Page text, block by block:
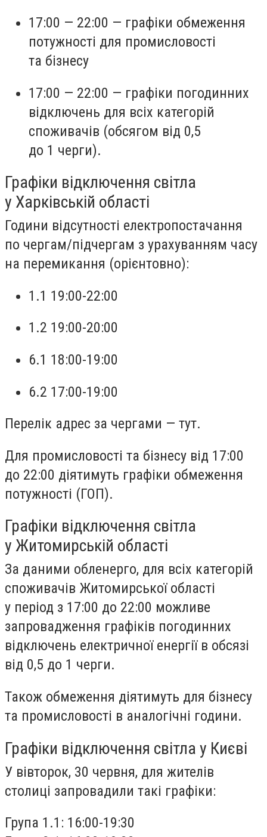
17:00 — 22:00 — графіки обмеження
потужності для промисловості
та бізнесу
17:00 — 22:00 — графіки погодинних
відключень для всіх категорій
споживачів (обсягом від 0,5
до 1 черги).
Графіки відключення світла
у Харківській області
Години відсутності електропостачання
по чергам/підчергам з урахуванням часу
на перемикання (орієнтовно):
1.1 19:00-22:00
1.2 19:00-20:00
6.1 18:00-19:00
6.2 17:00-19:00
Перелік адрес за чергами — тут.
Для промисловості та бізнесу від 17:00
до 22:00 діятимуть графіки обмеження
потужності (ГОП).
Графіки відключення світла
у Житомирській області
За даними обленерго, для всіх категорій
споживачів Житомирської області
у період з 17:00 до 22:00 можливе
запровадження графіків погодинних
відключень електричної енергії в обсязі
від 0,5 до 1 черги.
Також обмеження діятимуть для бізнесу
та промисловості в аналогічні години.
Графіки відключення світла у Києві
У вівторок, 30 червня, для жителів
столиці запровадили такі графіки:
Група 1.1: 16:00-19:30